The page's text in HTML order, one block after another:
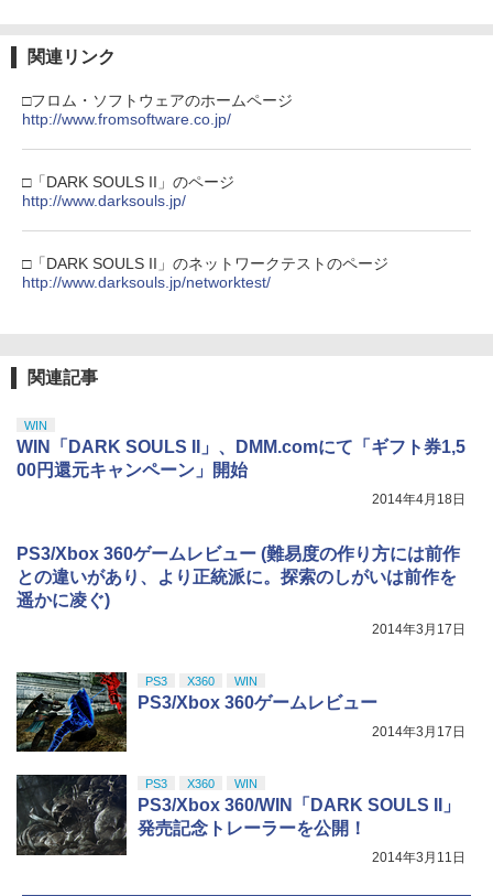
3
劇場版「鬼滅の刃」無限城編 第一章 猗
窩座再来 通常版 [DVD]
￥3,523
窩座再来 完全生産限定版 [Blu-ray]
巾着＋メーカー特典:【坤と離】二振りの
剣、十翼より来たる！スタジオ描き下ろ
しイラストボード付) [DVD]
関連リンク
□フロム・ソフトウェアのホームページ
http://www.fromsoftware.co.jp/
□「DARK SOULS II」のページ
http://www.darksouls.jp/
□「DARK SOULS II」のネットワークテストのページ
http://www.darksouls.jp/networktest/
関連記事
WIN
WIN「DARK SOULS II」、DMM.comにて「ギフト券1,5
00円還元キャンペーン」開始
2014年4月18日
PS3/Xbox 360ゲームレビュー (難易度の作り方には前作
との違いがあり、より正統派に。探索のしがいは前作を
遥かに凌ぐ)
2014年3月17日
PS3 X360 WIN
PS3/Xbox 360ゲームレビュー
2014年3月17日
PS3 X360 WIN
PS3/Xbox 360/WIN「DARK SOULS II」
発売記念トレーラーを公開！
2014年3月11日